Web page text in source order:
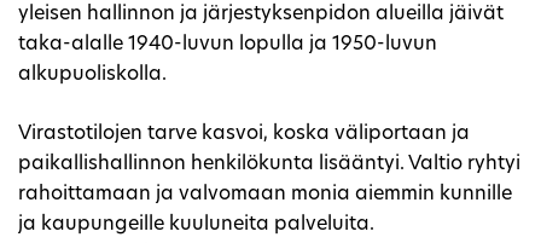
yleisen hallinnon ja järjestyksenpidon alueilla jäivät
taka-alalle 1940-luvun lopulla ja 1950-luvun
alkupuoliskolla.
Virastotilojen tarve kasvoi, koska väliportaan ja
paikallishallinnon henkilökunta lisääntyi. Valtio ryhtyi
rahoittamaan ja valvomaan monia aiemmin kunnille
ja kaupungeille kuuluneita palveluita.